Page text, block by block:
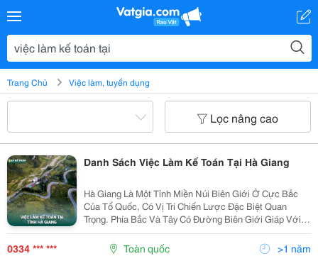
Trang Chủ Việc làm, tuyển dụng
Lọc nâng cao
Danh Sách Việc Làm Kế Toán Tại Hà Giang
Hà Giang Là Một Tỉnh Miền Núi Biên Giới Ở Cực Bắc
Của Tổ Quốc, Có Vị Trí Chiến Lược Đặc Biệt Quan
Trọng. Phía Bắc Và Tây Có Đường Biên Giới Giáp Với
Nước Cộng Hòa Nhân Dân Trung Hoa Dài 274 Km; Phía
Đông Giáp Tỉnh Cao Bằng; Phía Nam Giáp Tỉnh Tuyên...
0334 *** *** Toàn quốc >1 năm